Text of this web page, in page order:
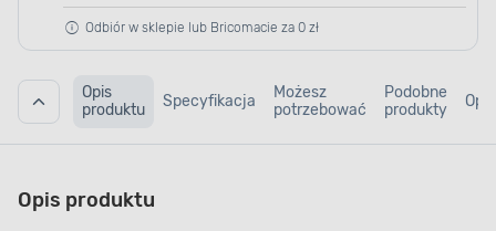
Odbiór w sklepie lub Bricomacie za 0 zł
Opis
produktu
Specyfikacja
Możesz
potrzebować
Podobne
produkty
Opis produktu